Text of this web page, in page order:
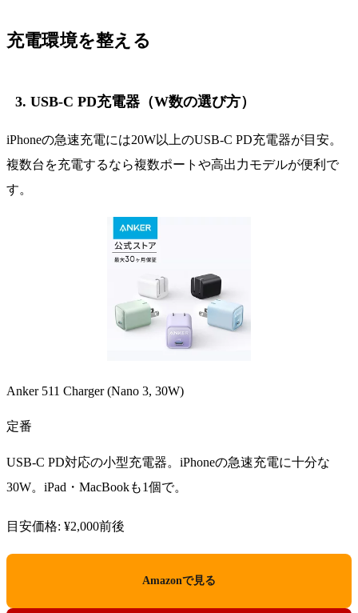
充電環境を整える
3. USB-C PD充電器（W数の選び方）
iPhoneの急速充電には20W以上のUSB-C PD充電器が目安。
複数台を充電するなら複数ポートや高出力モデルが便利で
す。
Anker 511 Charger (Nano 3, 30W)
定番
USB-C PD対応の小型充電器。iPhoneの急速充電に十分な
30W。iPad・MacBookも1個で。
目安価格: ¥2,000前後
Amazonで見る